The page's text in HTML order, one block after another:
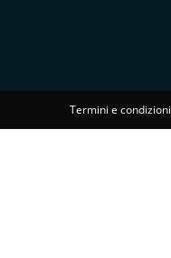
Termini e condizioni